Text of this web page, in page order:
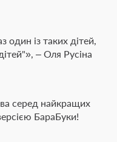
один із таких дітей,
– Оля Русіна
серед найкращих
БараБуки!